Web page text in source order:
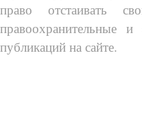
право отстаивать
правоохранительные
публикаций на сайте.